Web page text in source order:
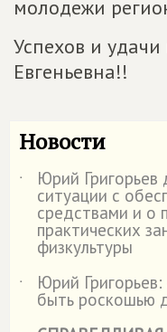
молодежи
Успехов и
Евгеньевна!!
Новости
˙ Юрий
ситуации с
средствами и о
практических
физкультуры
˙
Юрий
быть роскошью